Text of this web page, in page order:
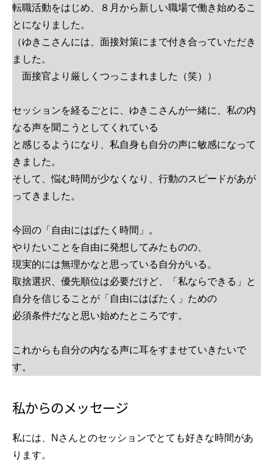
転職活動をはじめ、８月から新しい職場で働き始めるこ
とになりました。
（ゆきこさんには、面接対策にまで付き合っていただき
ました。
面接官より厳しくつっこまれました（笑））
セッションを経るごとに、ゆきこさんが一緒に、私の内
なる声を聞こうとしてくれている
と感じるようになり、私自身も自分の声に敏感になって
きました。
そして、悩む時間が少なくなり、行動のスピードがあが
ってきました。
今回の「自由にはばたく時間」。
やりたいことを自由に発想してみたものの、
現実的には無理かなと思っている自分がいる。
取捨選択、優先順位は必要だけど、「私ならできる」と
自分を信じることが「自由にはばたく」ための
必須条件だなと思い始めたところです。
これからも自分の内なる声に耳をすませていきたいで
す。
私からのメッセージ
私には、Nさんとのセッションでとても好きな時間があ
ります。